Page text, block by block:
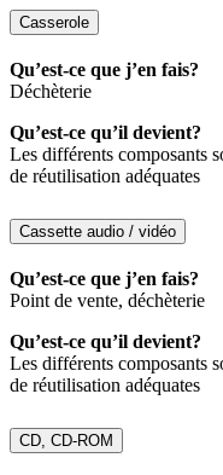
Casserole
Qu’est-ce que j’en fais?
Déchèterie
Qu’est-ce qu’il devient?
Les différents composants
de réutilisation adéquates
Cassette audio / vidéo
Qu’est-ce que j’en fais?
Point de vente, déchèterie
Qu’est-ce qu’il devient?
Les différents composants
de réutilisation adéquates
CD, CD-ROM